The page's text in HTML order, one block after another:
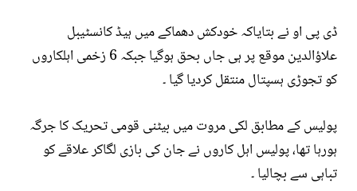
ڈی پی او نے بتایاکہ خودکش دھماکے میں ہیڈ کانسٹیبل
علاؤالدین موقع پر ہی جاں بحق ہوگیا جبکہ 6 زخمی اہلکاروں
کو تجوڑی ہسپتال منتقل کردیا گیا ۔
پولیس کے مطابق لکی مروت میں بیٹنی قومی تحریک کا جرگہ
ہورہا تھا، پولیس اہل کاروں نے جان کی بازی لگاکر علاقے کو
تباہی سے بچالیا ۔